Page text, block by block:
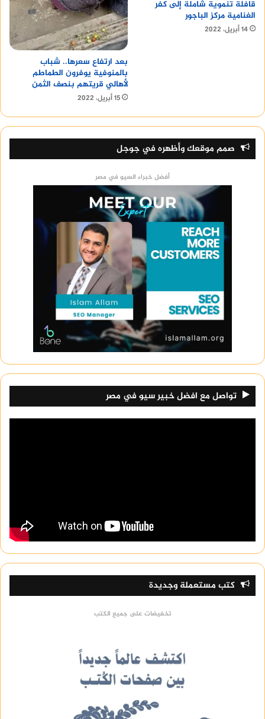
قافلة تنموية شاملة إلى كفر
الغنامية مركز الباجور
14 أبريل، 2022
بعد ارتفاع سعرها.. شباب
بالمنوفية يوفرون الطماطم
لأهالي قريتهم بنصف الثمن
15 أبريل، 2022
صمم موقعك وأظهره في جوجل
أفضل خبراء السيو في مصر
تواصل مع افضل خبير سيو في مصر
كتب مستعملة وجديدة
تخفيضات على جميع الكتب